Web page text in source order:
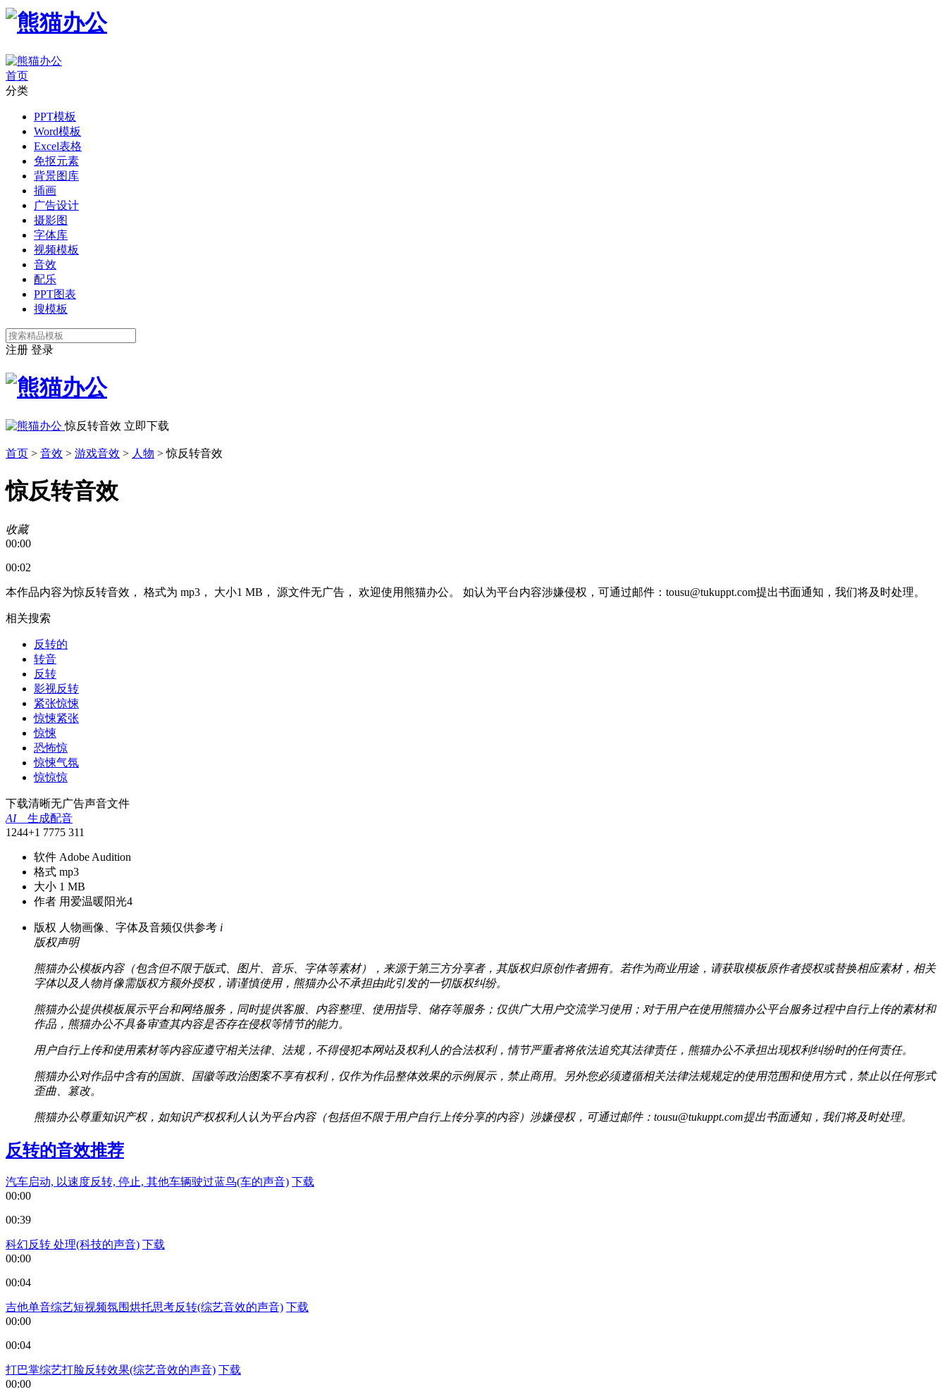
首页
分类
PPT模板
Word模板
Excel表格
免抠元素
背景图库
插画
广告设计
摄影图
字体库
视频模板
音效
配乐
PPT图表
搜模板
注册 登录
惊反转音效 立即下载
首页 > 音效 > 游戏音效 > 人物 >惊反转音效
惊反转音效
收藏
00:00
00:02
本作品内容为惊反转音效， 格式为 mp3， 大小1 MB， 源文件无广告， 欢迎使用熊猫办公。 如认为平台内容涉嫌侵权，可通过邮件：tousu@tukuppt.com提出书面通知，我们将及时处理。
相关搜索
反转的
转音
反转
影视反转
紧张惊悚
惊悚紧张
惊悚
恐怖惊
惊悚气氛
惊惊惊
下载清晰无广告声音文件
AI生成配音
1244+1 7775 311
软件 Adobe Audition
格式 mp3
大小 1 MB
作者 用爱温暖阳光4
版权 人物画像、字体及音频仅供参考 i
版权声明
熊猫办公模板内容（包含但不限于版式、图片、音乐、字体等素材），来源于第三方分享者，其版权归原创作者拥有。若作为商业用途，请获取模板原作者授权或替换相应素材，相关
字体以及人物肖像需版权方额外授权，请谨慎使用，熊猫办公不承担由此引发的一切版权纠纷。
熊猫办公提供模板展示平台和网络服务，同时提供客服、内容整理、使用指导、储存等服务；仅供广大用户交流学习使用；对于用户在使用熊猫办公平台服务过程中自行上传的素材和
作品，熊猫办公不具备审查其内容是否存在侵权等情节的能力。
用户自行上传和使用素材等内容应遵守相关法律、法规，不得侵犯本网站及权利人的合法权利，情节严重者将依法追究其法律责任，熊猫办公不承担出现权利纠纷时的任何责任。
熊猫办公对作品中含有的国旗、国徽等政治图案不享有权利，仅作为作品整体效果的示例展示，禁止商用。另外您必须遵循相关法律法规规定的使用范围和使用方式，禁止以任何形式
歪曲、篡改。
熊猫办公尊重知识产权，如知识产权权利人认为平台内容（包括但不限于用户自行上传分享的内容）涉嫌侵权，可通过邮件：tousu@tukuppt.com提出书面通知，我们将及时处理。
反转的音效推荐
汽车启动, 以速度反转, 停止, 其他车辆驶过蓝鸟(车的声音) 下载
00:00
00:39
科幻反转 处理(科技的声音) 下载
00:00
00:04
吉他单音综艺短视频氛围烘托思考反转(综艺音效的声音) 下载
00:00
00:04
打巴掌综艺打脸反转效果(综艺音效的声音) 下载
00:00